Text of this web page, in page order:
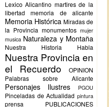
Lexico Alicantino martires de la
libertad
memoria de alicante
Memoria Histórica Miradas de
la Provincia monumentos mujer
musica Naturaleza y Montaña
Nuestra Historia Habla
Nuestra Provincia en
el Recuerdo
OPINION
Palabras sobre Alicante
Personajes Ilustres PGOU
Pinceladas de Actualidad pintura
prensa PUBLICACIONES